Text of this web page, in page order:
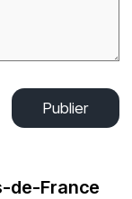
Publier
de-France